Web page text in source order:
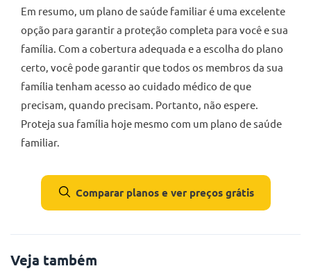
Em resumo, um plano de saúde familiar é uma excelente
opção para garantir a proteção completa para você e sua
família. Com a cobertura adequada e a escolha do plano
certo, você pode garantir que todos os membros da sua
família tenham acesso ao cuidado médico de que
precisam, quando precisam. Portanto, não espere.
Proteja sua família hoje mesmo com um plano de saúde
familiar.
Comparar planos e ver preços grátis
Veja também